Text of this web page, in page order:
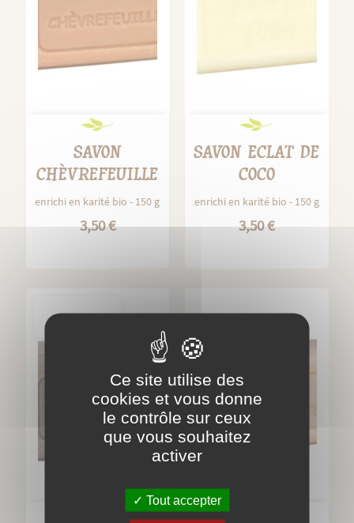
SAVON
CHÈVREFEUILLE
enrichi en karité bio - 150 g
3,50 €
SAVON ECLAT DE
COCO
enrichi en karité bio - 150 g
3,50 €
OUT-OF-
Ce site utilise des
cookies et vous donne
le contrôle sur ceux
que vous souhaitez
activer
Tout accepter